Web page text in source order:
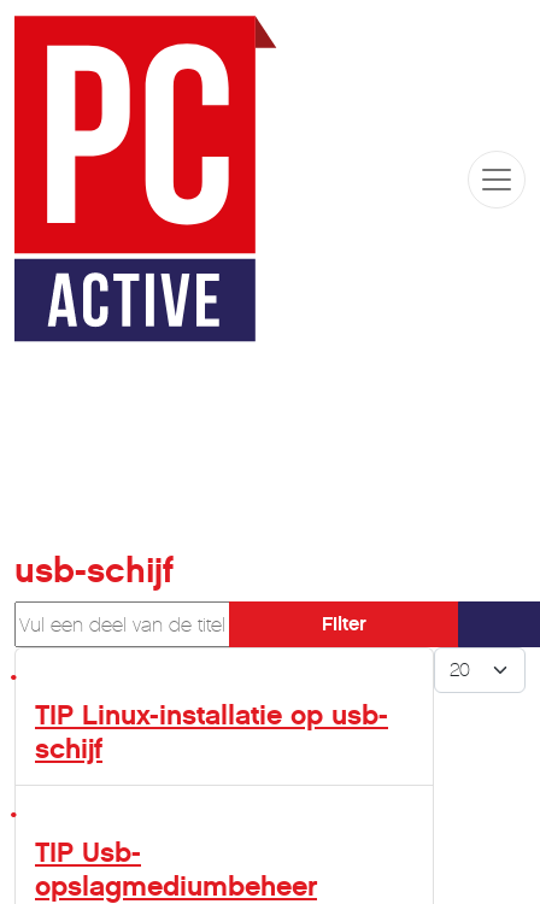
usb-schijf
Vul een deel van de titel in
Filter
Toon #
TIP Linux-installatie op usb-
schijf
TIP Usb-
opslagmediumbeheer